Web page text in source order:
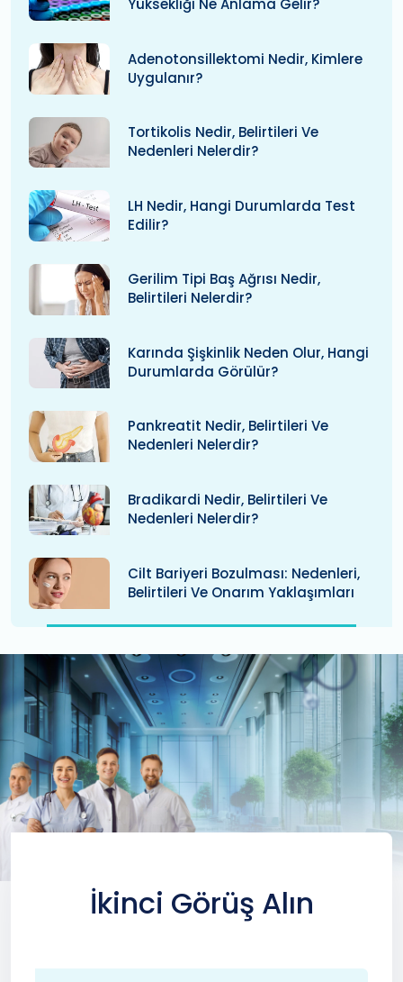
Yüksekliği Ne Anlama Gelir?
Adenotonsillektomi Nedir, Kimlere
Uygulanır?
Tortikolis Nedir, Belirtileri Ve
Nedenleri Nelerdir?
LH Nedir, Hangi Durumlarda Test
Edilir?
Gerilim Tipi Baş Ağrısı Nedir,
Belirtileri Nelerdir?
Karında Şişkinlik Neden Olur, Hangi
Durumlarda Görülür?
Pankreatit Nedir, Belirtileri Ve
Nedenleri Nelerdir?
Bradikardi Nedir, Belirtileri Ve
Nedenleri Nelerdir?
Cilt Bariyeri Bozulması: Nedenleri,
Belirtileri Ve Onarım Yaklaşımları
İkinci Görüş Alın